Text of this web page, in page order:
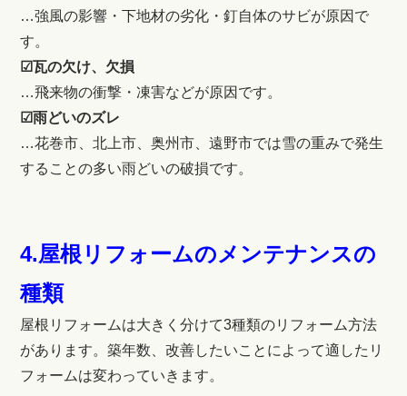
…強風の影響・下地材の劣化・釘自体のサビが原因で
す。
☑瓦の欠け、欠損
…飛来物の衝撃・凍害などが原因です。
☑雨どいのズレ
…花巻市、北上市、奥州市、遠野市では雪の重みで発生
することの多い雨どいの破損です。
4.屋根リフォームのメンテナンスの
種類
屋根リフォームは大きく分けて3種類のリフォーム方法
があります。築年数、改善したいことによって適したリ
フォームは変わっていきます。